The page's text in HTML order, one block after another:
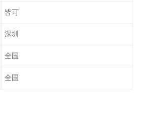
皆可
深圳
全国
全国